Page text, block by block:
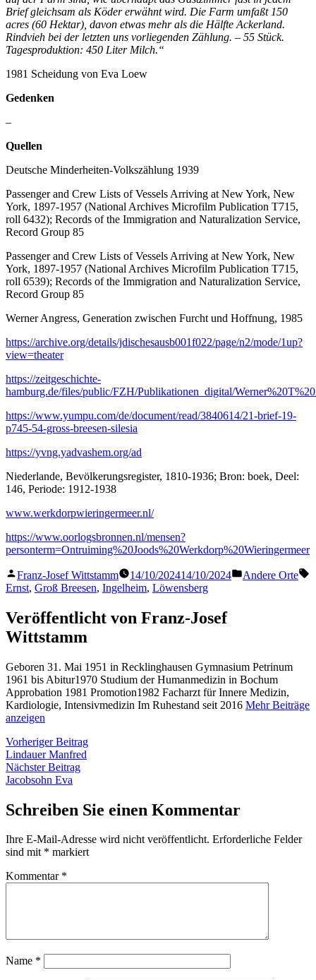
Brief gleichsam als Köder erwähnt wird. Die Farm umfaßt 150
acres (60 Hektar), davon etwas mehr als die Hälfte Ackerland.
Rindvieh bei der letzten uns vorliegenden Zählung. – 55 Stück.
Tagesproduktion: 450 Liter Milch.“
1981 Scheidung von Eva Loew
Gedenken
–
Quellen
Deutsche Minderheiten-Volkszählung 1939
Passenger and Crew Lists of Vessels Arriving at New York, New
York, 1897-1957 (National Archives Microfilm Publication T715,
roll 6432); Records of the Immigration and Naturalization Service,
Record Group 85
Passenger and Crew Lists of Vessels Arriving at New York, New
York, 1897-1957 (National Archives Microfilm Publication T715,
roll 6539); Records of the Immigration and Naturalization Service,
Record Group 85
Werner Angress, Generation zwischen Furcht und Hoffnung, 1985
https://archive.org/details/jdischesausb001f022/page/n2/mode/1up?
view=theater
https://zeitgeschichte-
hamburg.de/files/public/FZH/Publikationen_digital/
https://www.yumpu.com/de/document/read/3840614/21-brief-19-
p745-54-gross-breesen-silesia
https://yvng.yadvashem.org/ad
Niederlande, Bevölkerungsregister, 1810-1936; Bron: boek, Deel:
146, Periode: 1912-1938
www.werkdorpwieringermeer.nl/
https://www.oorlogsbronnen.nl/mensen?
personterm=Ontruiming%20Joods%20Werkdorp%20Wieringermeer
Veröffentlicht
von
Franz-Josef Wittstamm 14/10/202414/10/2024
Veröffentlicht
Andere Orte
Ernst, Groß Breesen, Ingelheim, Löwensberg
Veröffentlicht von Franz-Josef
Wittstamm
Geboren 31. Mai 1951 in Recklinghausen Gymnasium Petrinum
1961 bis Abitur1970 Studium der Humanmedizin in Bochum
Approbation 1981 Promotion1982 Facharzt für Innere Medizin,
Kardiologie, Intensivmedizin Im Ruhestand seit 2016 Mehr Beiträge
anzeigen
Beitragsnavigation
Vorheriger BeitragVorheriger
Lindauer Manfred
Nächster BeitragNächster
Jacobsohn Eva
Schreiben Sie einen Kommentar
Ihre E-Mail-Adresse wird nicht veröffentlicht. Erforderliche Felder
sind mit * markiert
Kommentar *
Name *